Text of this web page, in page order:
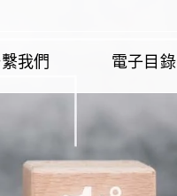
我們 電子目錄